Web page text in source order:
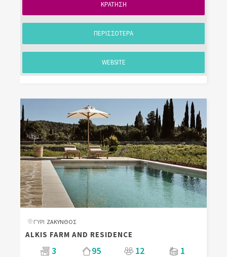
ΚΡΑΤΗΣΗ
ΠΕΡΙΣΣΟΤΕΡΑ
WEBSITE
ΓΎΡΙ ΖΑΚΥΝΘΟΣ
ALKIS FARM AND RESIDENCE
3 95 12 1